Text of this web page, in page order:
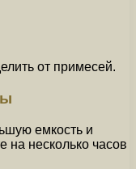
от примесей.
емкость и
на несколько часов